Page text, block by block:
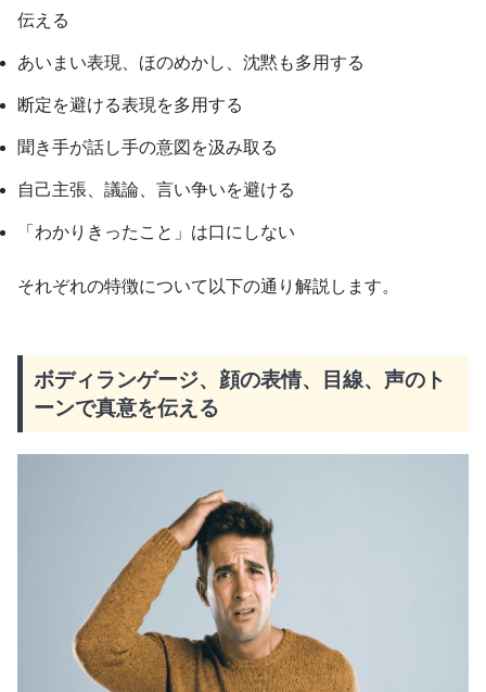
伝える
あいまい表現、ほのめかし、沈黙も多用する
断定を避ける表現を多用する
聞き手が話し手の意図を汲み取る
自己主張、議論、言い争いを避ける
「わかりきったこと」は口にしない
それぞれの特徴について以下の通り解説します。
ボディランゲージ、顔の表情、目線、声のト
ーンで真意を伝える